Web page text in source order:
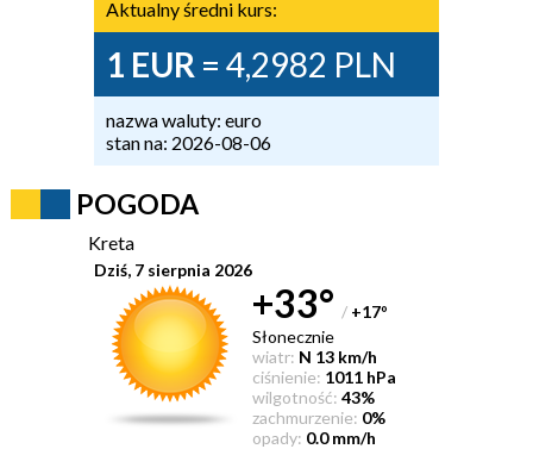
Aktualny średni kurs:
1 EUR = 4,2982 PLN
nazwa waluty: euro
stan na: 2026-08-06
POGODA
Kreta
Dziś, 7 sierpnia 2026
+33° / +17°
Słonecznie
wiatr: N 13 km/h
ciśnienie: 1011 hPa
wilgotność: 43%
zachmurzenie: 0%
opady: 0.0 mm/h